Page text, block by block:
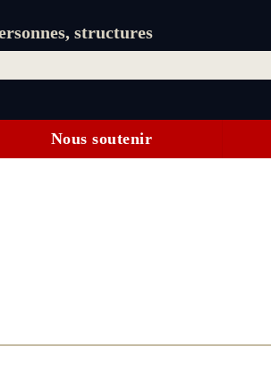
structures
Nous soutenir